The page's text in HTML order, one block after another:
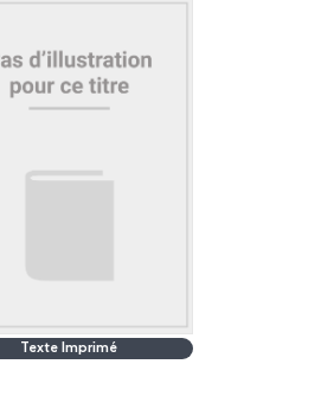
Texte Imprimé